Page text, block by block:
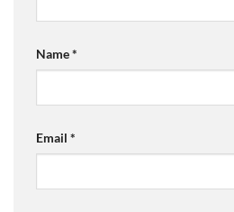
Name*
Email *